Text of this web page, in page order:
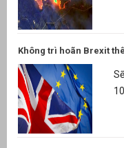
Không trì hoãn Brexit